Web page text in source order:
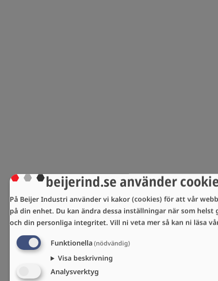
beijerind.se använder
På Beijer Industri använder vi kakor (cookies) för att vår
på din enhet. Du kan ändra dessa inställningar när som
och din personliga integritet. Vill ni veta mer så kan ni läsa
Funktionella(nödvändig)
Visa beskrivning
Analysverktyg